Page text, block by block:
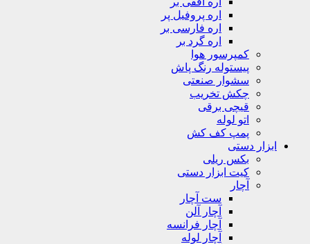
اره پروفیل پر
اره فارسی بر
اره گرد بر
کمپرسور هوا
پیستوله رنگ پاش
سشوار صنعتی
چکش تخریب
قیچی برقی
اتو لوله
پمپ کف کش
ابزار دستی
بکس ریلی
کیت ابزار دستی
آچار
ست آچار
آچار آلن
آچار فرانسه
آچار لوله